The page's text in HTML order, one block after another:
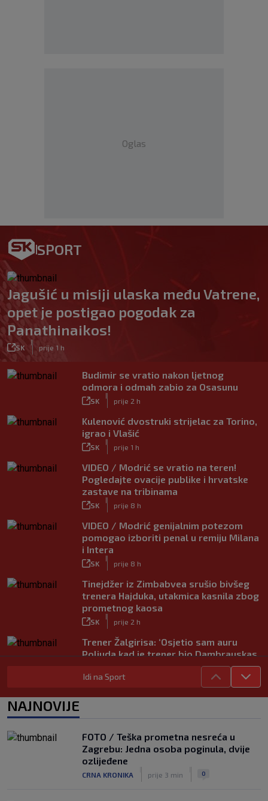
Oglas
SPORT
Jagušić u misiji ulaska među Vatrene,
opet je postigao pogodak za
Panathinaikos!
SK prije 1 h
Budimir se vratio nakon ljetnog
odmora i odmah zabio za Osasunu
SK prije 2 h
Kulenović dvostruki strijelac za Torino,
igrao i Vlašić
SK prije 1 h
VIDEO / Modrić se vratio na teren!
Pogledajte ovacije publike i hrvatske
zastave na tribinama
SK prije 8 h
VIDEO / Modrić genijalnim potezom
pomogao izboriti penal u remiju Milana
i Intera
SK prije 8 h
Tinejdžer iz Zimbabvea srušio bivšeg
trenera Hajduka, utakmica kasnila zbog
prometnog kaosa
SK prije 2 h
Trener Žalgirisa: ‘Osjetio sam auru
Poljuda kad je trener bio Dambrauskas.
Hajduk danas igra nestabilno’
SK
|
prije 4 h
Vatreni u Cityju sve bolji: ‘Kovačić
SK prije 4 h
Luis Figo žestoko prozvao Infantina:
‘Najniže, najlopovskije i kukavički
sebično ponašanje. Mora otići!’
Idi na Sport
NAJNOVIJE
FOTO / Teška prometna nesreća u
Zagrebu: Jedna osoba poginula, dvije
ozlijeđene
CRNA KRONIKA prije 3 min 0